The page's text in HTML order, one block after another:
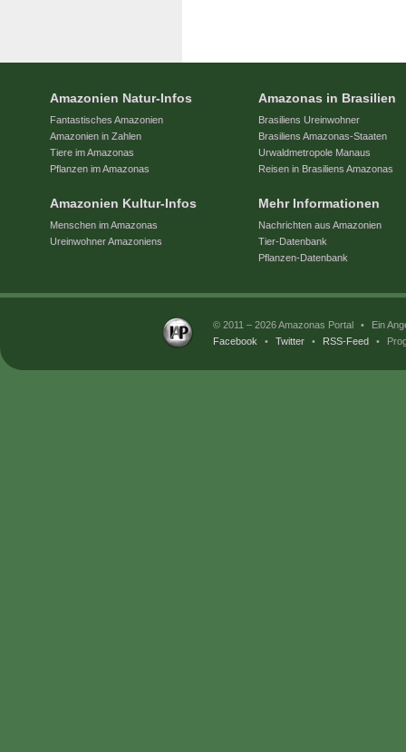
Amazonien Natur-Infos
Fantastisches Amazonien
Amazonien in Zahlen
Tiere im Amazonas
Pflanzen im Amazonas
Amazonien Kultur-Infos
Menschen im Amazonas
Ureinwohner Amazoniens
Amazonas in Brasilien
Brasiliens Ureinwohner
Brasiliens Amazonas-Staaten
Urwaldmetropole Manaus
Reisen in Brasiliens Amazonas
Mehr Informationen
Nachrichten aus Amazonien
Tier-Datenbank
Pflanzen-Datenbank
© 2011 – 2026 Amazonas Portal •
Ein
Facebook
• Twitter • RSS-Feed •